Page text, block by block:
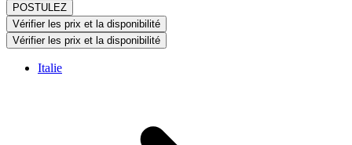
POSTULEZ
Vérifier les prix et la disponibilité
Vérifier les prix et la disponibilité
Italie